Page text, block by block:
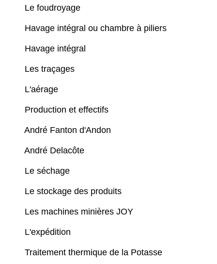
Le foudroyage
Havage intégral ou chambre à piliers
Havage intégral
Les traçages
L'aérage
Production et effectifs
André Fanton d'Andon
André Delacôte
Le séchage
Le stockage des produits
Les machines minières JOY
L'expédition
Traitement thermique de la Potasse